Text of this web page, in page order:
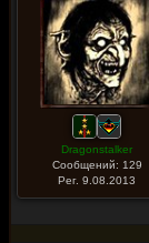
Dragonstalker
Сообщений: 129
Рег. 9.08.2013